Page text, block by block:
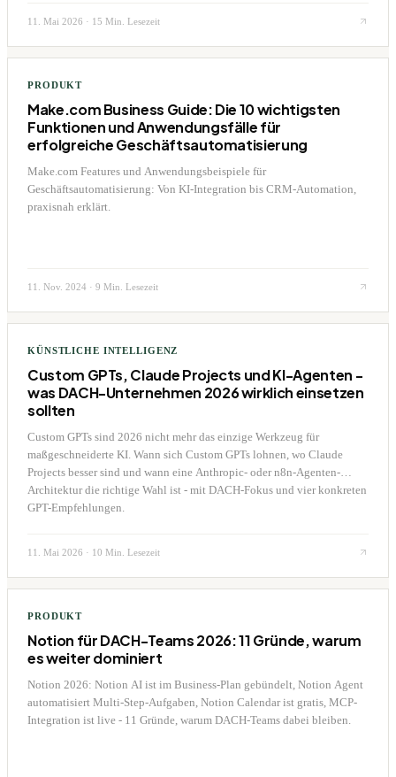
11. Mai 2026 · 15 Min. Lesezeit
PRODUKT
Make.com Business Guide: Die 10 wichtigsten
Funktionen und Anwendungsfälle für
erfolgreiche Geschäftsautomatisierung
Make.com Features und Anwendungsbeispiele für
Geschäftsautomatisierung: Von KI-Integration bis CRM-Automation,
praxisnah erklärt.
11. Nov. 2024 · 9 Min. Lesezeit
KÜNSTLICHE INTELLIGENZ
Custom GPTs, Claude Projects und KI-Agenten -
was DACH-Unternehmen 2026 wirklich einsetzen
sollten
Custom GPTs sind 2026 nicht mehr das einzige Werkzeug für
maßgeschneiderte KI. Wann sich Custom GPTs lohnen, wo Claude
Projects besser sind und wann eine Anthropic- oder n8n-Agenten-
Architektur die richtige Wahl ist - mit DACH-Fokus und vier konkreten
GPT-Empfehlungen.
11. Mai 2026 · 10 Min. Lesezeit
PRODUKT
Notion für DACH-Teams 2026: 11 Gründe, warum
es weiter dominiert
Notion 2026: Notion AI ist im Business-Plan gebündelt, Notion Agent
automatisiert Multi-Step-Aufgaben, Notion Calendar ist gratis, MCP-
Integration ist live - 11 Gründe, warum DACH-Teams dabei bleiben.